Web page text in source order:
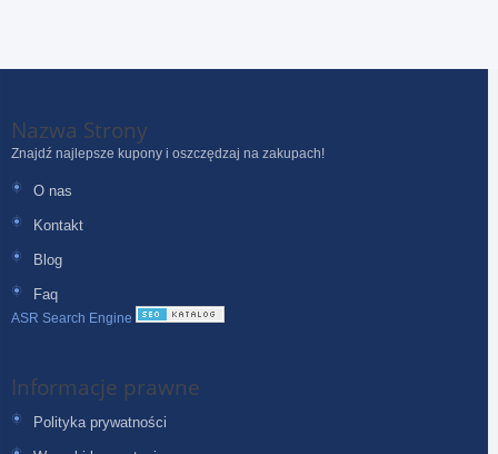
Nazwa Strony
Znajdź najlepsze kupony i oszczędzaj na zakupach!
O nas
Kontakt
Blog
Faq
ASR Search Engine
Informacje prawne
Polityka prywatności